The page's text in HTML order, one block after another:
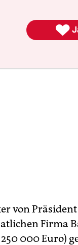
von
Firma
000 Euro)
